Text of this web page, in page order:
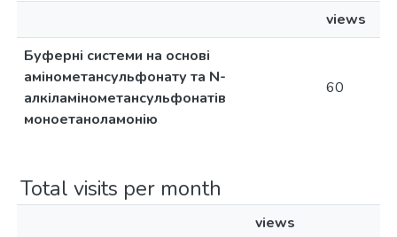
views
Буферні системи на основі
амінометансульфонату та N-
алкіламінометансульфонатів
моноетаноламонію
60
Total visits per month
views